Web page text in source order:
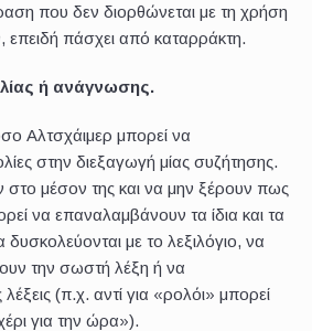
που δεν διορθώνεται με τη χρήση
επειδή πάσχει από καταρράκτη.
ή ανάγνωσης.
Αλτσχάιμερ μπορεί να
στην διεξαγωγή μίας συζήτησης.
στο μέσον της και να μην ξέρουν πως
να επαναλαμβάνουν τα ίδια και τα
με το λεξιλόγιο, να
την σωστή λέξη ή να
(π.χ. αντί για «ρολόι» μπορεί
για την ώρα»).